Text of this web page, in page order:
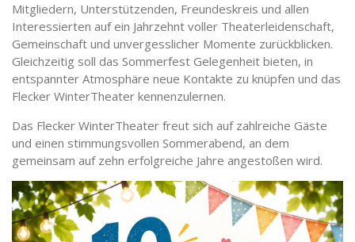
Mitgliedern, Unterstützenden, Freundeskreis und allen
Interessierten auf ein Jahrzehnt voller Theaterleidenschaft,
Gemeinschaft und unvergesslicher Momente zurückblicken.
Gleichzeitig soll das Sommerfest Gelegenheit bieten, in
entspannter Atmosphäre neue Kontakte zu knüpfen und das
Flecker WinterTheater kennenzulernen.
Das Flecker WinterTheater freut sich auf zahlreiche Gäste
und einen stimmungsvollen Sommerabend, an dem
gemeinsam auf zehn erfolgreiche Jahre angestoßen wird.